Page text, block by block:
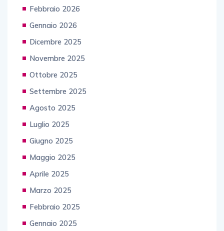
Febbraio 2026
Gennaio 2026
Dicembre 2025
Novembre 2025
Ottobre 2025
Settembre 2025
Agosto 2025
Luglio 2025
Giugno 2025
Maggio 2025
Aprile 2025
Marzo 2025
Febbraio 2025
Gennaio 2025